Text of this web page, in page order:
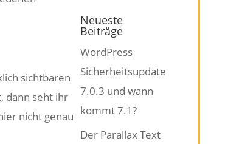
sichtbaren
dann seht ihr
nicht genau
Neueste
Beiträge
WordPress
Sicherheitsupdate
7.0.3 und wann
kommt 7.1?
Der Parallax Text